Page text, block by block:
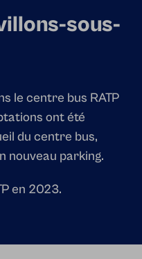
sous-
le centre bus RATP
ont été
du centre bus,
nouveau parking.
en 2023.